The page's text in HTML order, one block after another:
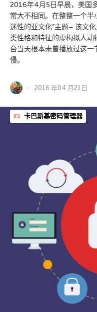
2016年4月5日早晨，美国
常大不相同。在整整一个半
迷性的亚文化”主题– 该文
类性格和特征的虚构拟人
台当天根本未曾播放过这
侵。
2016 年04 月21日
卡巴斯基密码管理器